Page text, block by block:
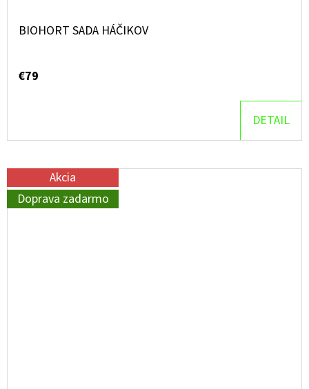
BIOHORT SADA HÁČIKOV
€79
DETAIL
Akcia
Doprava zadarmo